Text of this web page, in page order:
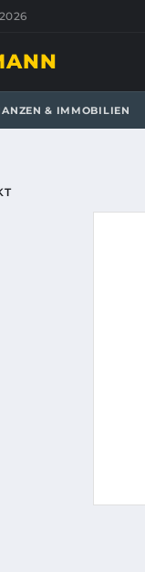
& IMMOBILIEN